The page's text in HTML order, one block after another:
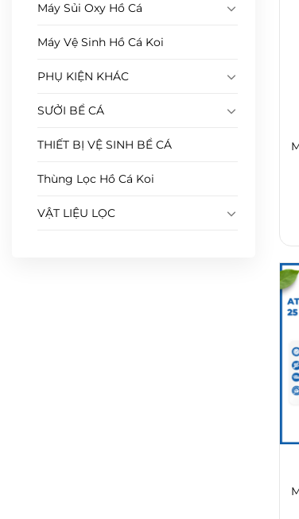
Máy Sủi Oxy Hồ Cá
Máy Vệ Sinh Hồ Cá Koi
PHỤ KIỆN KHÁC
SƯỞI BỂ CÁ
THIẾT BỊ VỆ SINH BỂ CÁ
Thùng Lọc Hồ Cá Koi
VẬT LIỆU LỌC